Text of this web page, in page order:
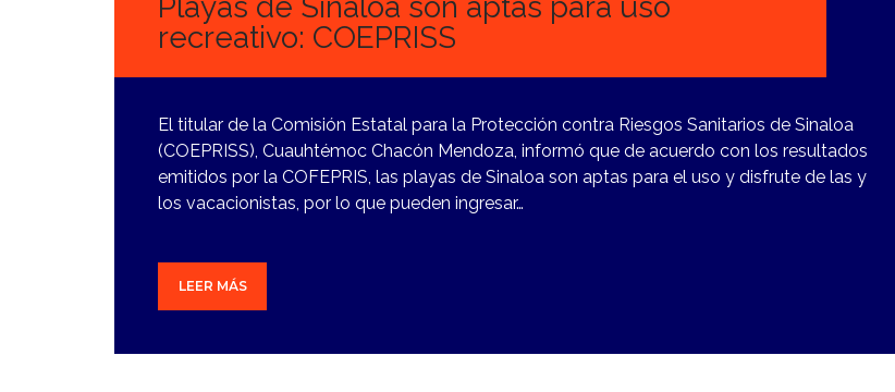
Contacto
recreativo: COEPRISS
El titular de la Comisión Estatal para la Protección contra Riesgos Sanitarios de Sinaloa
(COEPRISS), Cuauhtémoc Chacón Mendoza, informó que de acuerdo con los resultados
emitidos por la COFEPRIS, las playas de Sinaloa son aptas para el uso y disfrute de las y
los vacacionistas, por lo que pueden ingresar…
LEER MÁS